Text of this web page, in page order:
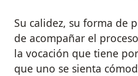
Su calidez, su forma de
de acompañar el
la vocación que tiene
que uno se sienta